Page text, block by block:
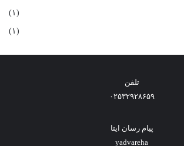
(۱)
(۱)
تلفن
۰۲۵۳۲۹۲۸۶۵۹
پیام رسان ایتا
yadvareha